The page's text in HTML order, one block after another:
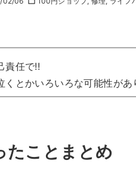
責任で!!
くとかいろいろな可能性があ
たことまとめ